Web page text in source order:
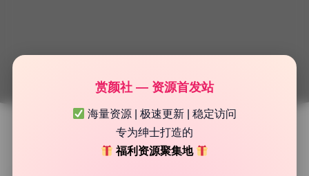
赏颜社 — 资源首发站
海量资源 | 极速更新 | 稳定访问
专为绅士打造的
福利资源聚集地